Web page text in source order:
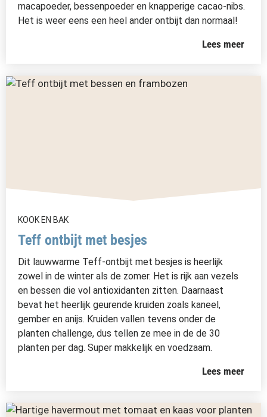
macapoeder, bessenpoeder en knapperige cacao-nibs.
Het is weer eens een heel ander ontbijt dan normaal!
Lees meer
KOOK EN BAK
Teff ontbijt met besjes
Dit lauwwarme Teff-ontbijt met besjes is heerlijk
zowel in de winter als de zomer. Het is rijk aan vezels
en bessen die vol antioxidanten zitten. Daarnaast
bevat het heerlijk geurende kruiden zoals kaneel,
gember en anijs. Kruiden vallen tevens onder de
planten challenge, dus tellen ze mee in de de 30
planten per dag. Super makkelijk en voedzaam.
Lees meer